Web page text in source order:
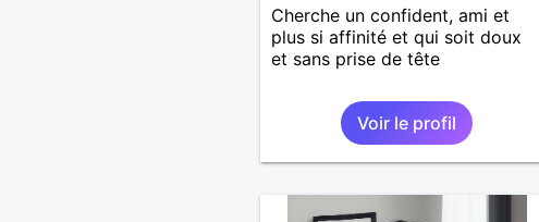
Cherche un confident, ami et
plus si affinité et qui soit doux
et sans prise de tête
Voir le profil